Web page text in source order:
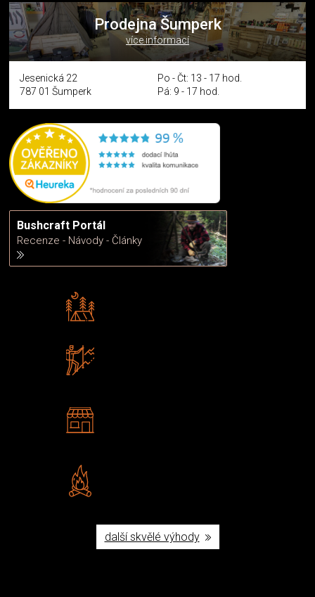
Prodejna Šumperk
více informací
Jesenická 22
787 01 Šumperk
Po - Čt: 13 - 17 hod.
Pá: 9 - 17 hod.
Bushcraft Portál
Recenze - Návody - Články
další skvělé výhody